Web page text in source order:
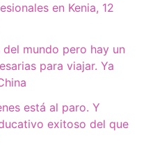
en Kenia, 12
mundo pero hay un
para viajar. Ya
está al paro. Y
exitoso del que